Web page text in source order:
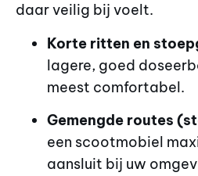
daar veilig bij voelt.
Korte ritten en
lagere, goed
meest comfortabel.
Gemengde routes
een scootmobiel
aansluit bij uw